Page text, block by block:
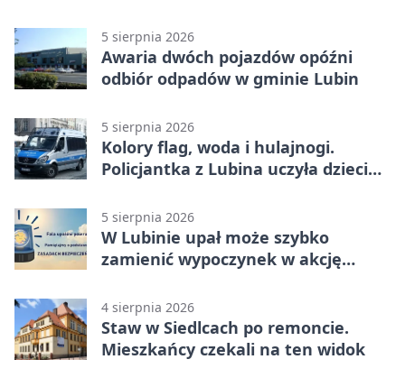
5 sierpnia 2026
Awaria dwóch pojazdów opóźni
odbiór odpadów w gminie Lubin
5 sierpnia 2026
Kolory flag, woda i hulajnogi.
Policjantka z Lubina uczyła dzieci
5 sierpnia 2026
W Lubinie upał może szybko
zamienić wypoczynek w akcję
4 sierpnia 2026
Staw w Siedlcach po remoncie.
Mieszkańcy czekali na ten widok